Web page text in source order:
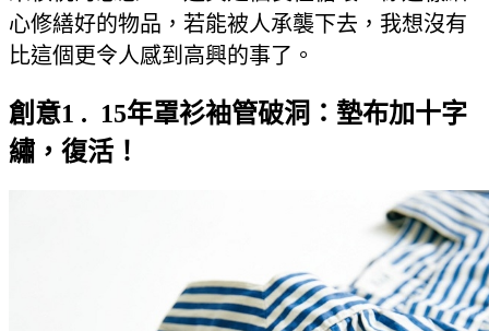
心修繕好的物品，若能被人承襲下去，我想沒有
比這個更令人感到高興的事了。
創意1 . 15年罩衫袖管破洞：墊布加十字
繡，復活！